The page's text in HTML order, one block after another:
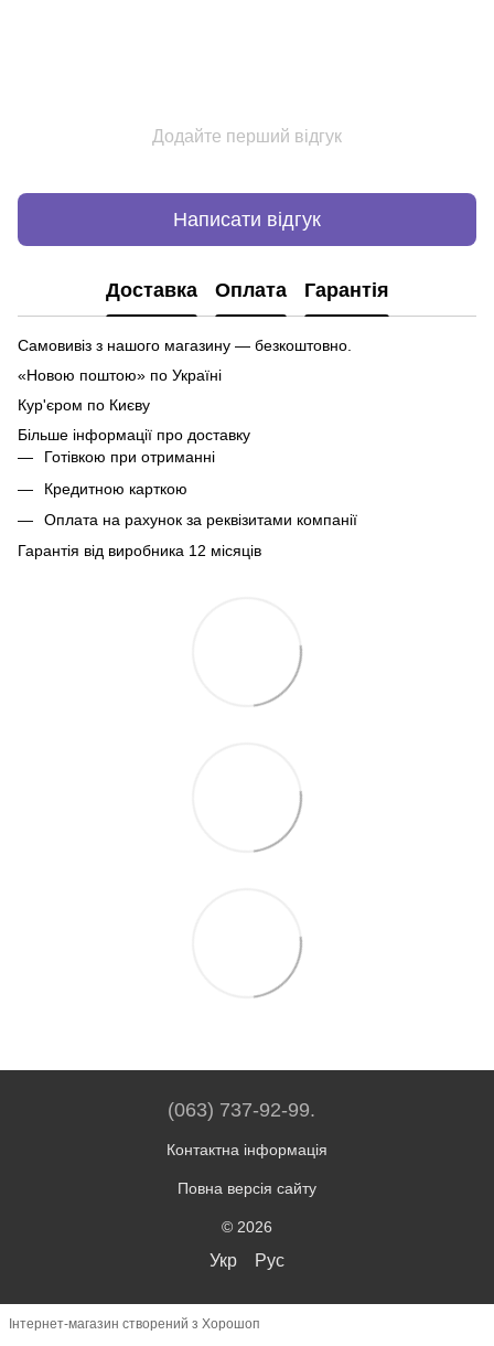
Додайте перший відгук
Написати відгук
Доставка Оплата Гарантія
Самовивіз з нашого магазину — безкоштовно.
«Новою поштою» по Україні
Кур'єром по Києву
Більше інформації про доставку
Готівкою при отриманні
Кредитною карткою
Оплата на рахунок за реквізитами компанії
Гарантія від виробника 12 місяців
(063) 737-92-99.
Контактна інформація
Повна версія сайту
© 2026
Укр Рус
Інтернет-магазин створений з Хорошоп